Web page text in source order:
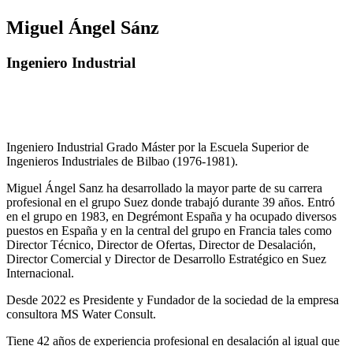
Miguel Ángel Sánz
Ingeniero Industrial
Ingeniero Industrial Grado Máster por la Escuela Superior de
Ingenieros Industriales de Bilbao (1976-1981).
Miguel Ángel Sanz ha desarrollado la mayor parte de su carrera
profesional en el grupo Suez donde trabajó durante 39 años. Entró
en el grupo en 1983, en Degrémont España y ha ocupado diversos
puestos en España y en la central del grupo en Francia tales como
Director Técnico, Director de Ofertas, Director de Desalación,
Director Comercial y Director de Desarrollo Estratégico en Suez
Internacional.
Desde 2022 es Presidente y Fundador de la sociedad de la empresa
consultora MS Water Consult.
Tiene 42 años de experiencia profesional en desalación al igual que